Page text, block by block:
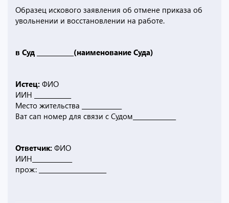
Образец искового заявления об отмене приказа об
увольнении и восстановлении на работе.
в Суд ____________(наименование Суда)
Истец: ФИО
ИИН ____________
Место жительства _____________
Ват сап номер для связи с Судом______________
Ответчик: ФИО
ИИН_____________
прож: ______________________